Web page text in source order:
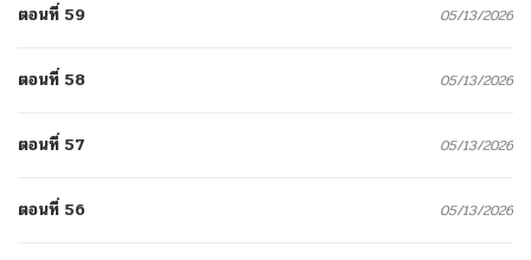
ตอนที่ 59 05/13/2026
ตอนที่ 58 05/13/2026
ตอนที่ 57 05/13/2026
ตอนที่ 56 05/13/2026